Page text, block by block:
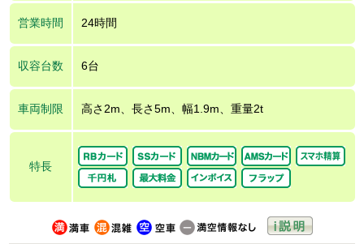
営業時間 24時間
収容台数 6台
車両制限 高さ2m、長さ5m、幅1.9m、重量2t
特長